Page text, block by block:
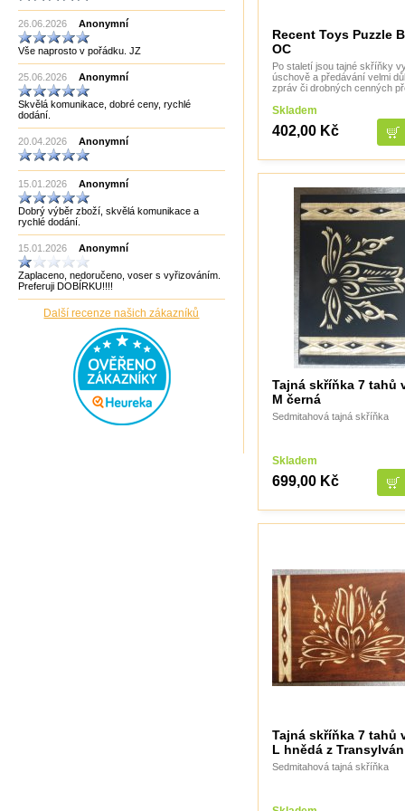
Recent Toys Puzzle
OC
Po staletí jsou tajné skříňky
úschově a předávání velmi
zpráv či drobných cenných
Skladem
402,00 Kč
Tajná skříňka 7 tahů
M černá
Sedmitahová tajná skříňka
Skladem
699,00 Kč
Tajná skříňka 7 tahů
L hnědá z
Sedmitahová tajná skříňka
Made in India CHOPRA
Made in Taiwan
Manopoulos
MF3
mf8
MoYu
Německo
Německo Bartl
Německo HCM
New Pelikan
Old Pelikan
Out of the blue
Philos
Piatnik
Puzzle Master Kanada
QiYi
RADEMIC
Recent Toys
Robetoy
Robetoy,Bartl
Rubiks
Rumunsko
ShengShou)
Sonic Games
Speedstack USA
26.06.2026 Anonymní
Vše naprosto v pořádku. JZ
25.06.2026 Anonymní
Skvělá komunikace, dobré ceny, rychlé
dodání.
20.04.2026 Anonymní
15.01.2026 Anonymní
Dobrý výběr zboží, skvělá komunikace a
rychlé dodání.
15.01.2026 Anonymní
Zaplaceno, nedoručeno, voser s vyřizováním.
Preferuji DOBÍRKU!!!!
Další recenze našich zákazníků